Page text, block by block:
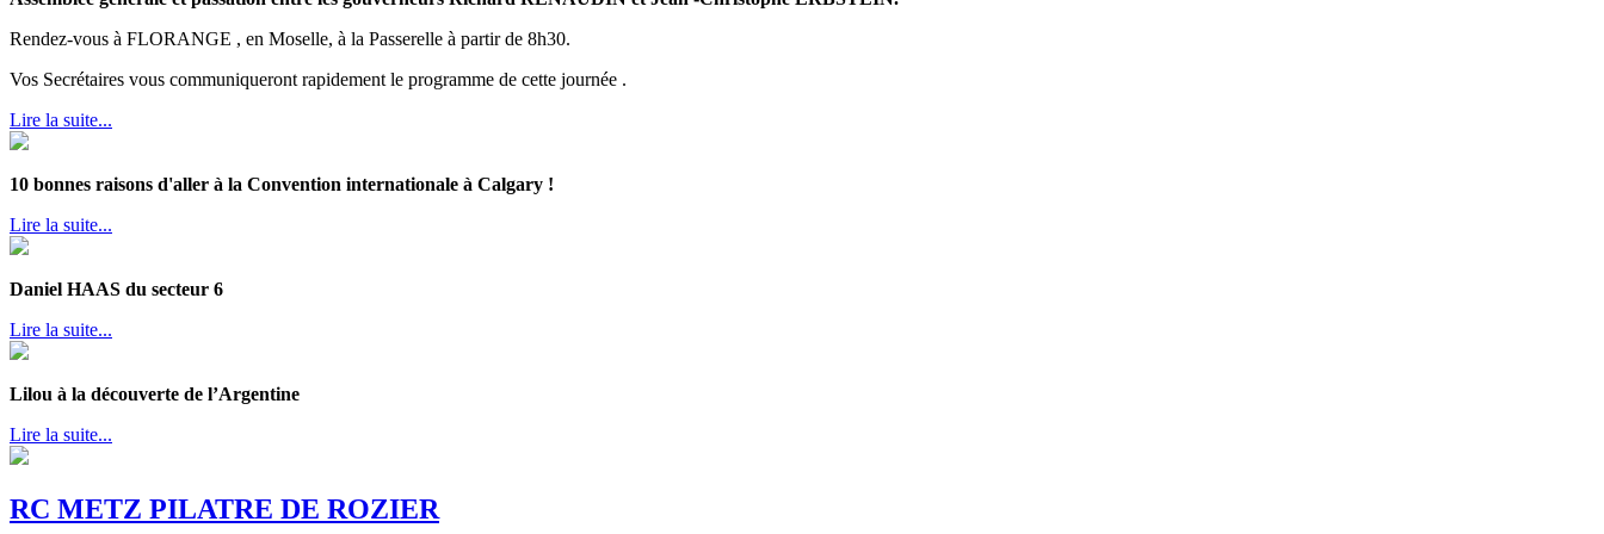
Rendez-vous à FLORANGE , en Moselle, à la Passerelle à partir de 8h30.
Vos Secrétaires vous communiqueront rapidement le programme de cette journée .
Lire la suite...
10 bonnes raisons d'aller à la Convention internationale à Calgary !
Lire la suite...
Daniel HAAS du secteur 6
Lire la suite...
Lilou à la découverte de l’Argentine
Lire la suite...
RC METZ PILATRE DE ROZIER